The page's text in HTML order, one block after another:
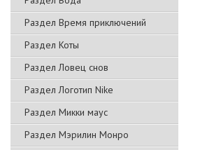
Раздел Время приключений
Раздел Коты
Раздел Ловец снов
Раздел Логотип Nike
Раздел Микки маус
Раздел Мэрилин Монро